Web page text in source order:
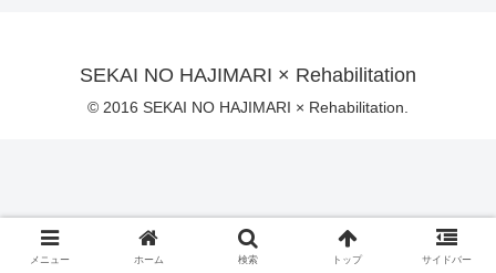
SEKAI NO HAJIMARI × Rehabilitation
© 2016 SEKAI NO HAJIMARI × Rehabilitation.
メニュー ホーム 検索 トップ サイドバー